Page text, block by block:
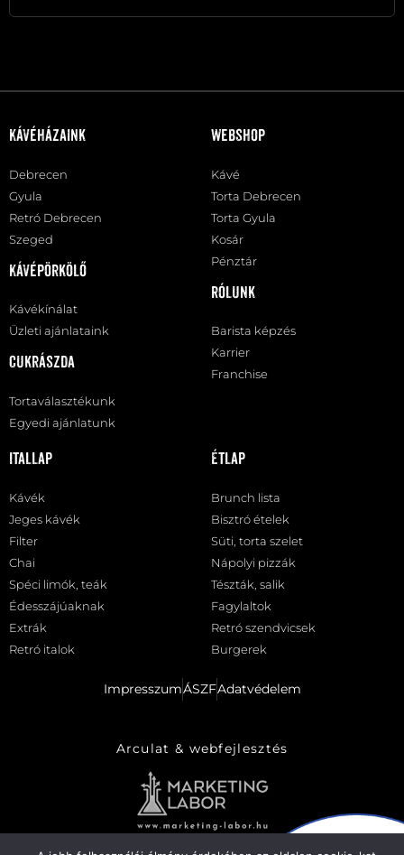
Kávéházaink
Debrecen
Gyula
Retró Debrecen
Szeged
Kávépörkölő
Kávékínálat
Üzleti ajánlataink
Cukrászda
Tortaválasztékunk
Egyedi ajánlatunk
Webshop
Kávé
Torta Debrecen
Torta Gyula
Kosár
Pénztár
Rólunk
Barista képzés
Karrier
Franchise
Itallap
Kávék
Jeges kávék
Filter
Chai
Spéci limók, teák
Édesszájúaknak
Extrák
Retró italok
Étlap
Brunch lista
Bisztró ételek
Süti, torta szelet
Nápolyi pizzák
Tészták, salik
Fagylaltok
Retró szendvicsek
Burgerek
ImpresszumÁSZFAdatvédelem
Arculat & webfejlesztés